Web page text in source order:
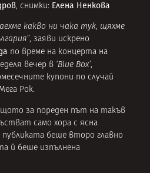
, снимки: Елена Ненкова
какво ни чака тук, щяхме
”, заяви искрено
по време на концерта на
вечер в ‘Blue Box’,
купони по случай
Рок.
за пореден път на такъв
само хора с ясна
беше второ главно
й беше изпълнена